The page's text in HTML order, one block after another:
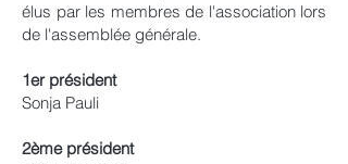
élus par les membres de l'association lors
de l'assemblée générale.
1er président
Sonja Pauli
2ème président